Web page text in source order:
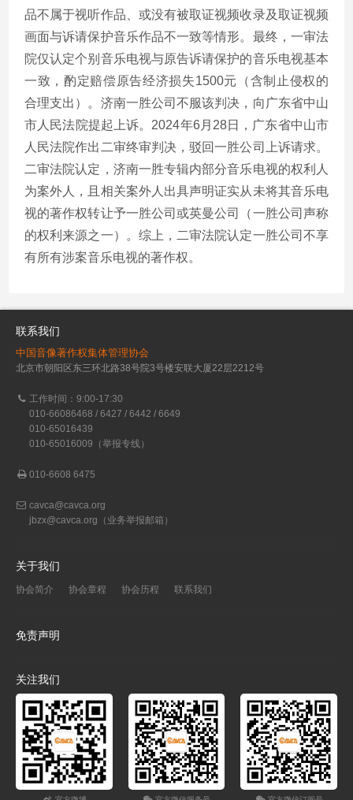
品不属于视听作品、或没有被取证视频收录及取证视频
画面与诉请保护音乐作品不一致等情形。最终，一审法
院仅认定个别音乐电视与原告诉请保护的音乐电视基本
一致，酌定赔偿原告经济损失1500元（含制止侵权的
合理支出）。济南一胜公司不服该判决，向广东省中山
市人民法院提起上诉。2024年6月28日，广东省中山市
人民法院作出二审终审判决，驳回一胜公司上诉请求。
二审法院认定，济南一胜专辑内部分音乐电视的权利人
为案外人，且相关案外人出具声明证实从未将其音乐电
视的著作权转让予一胜公司或英曼公司（一胜公司声称
的权利来源之一）。综上，二审法院认定一胜公司不享
有所有涉案音乐电视的著作权。
联系我们
中国音像著作权集体管理协会
北京市朝阳区东三环北路38号院3号楼安联大厦22层2212号
工作时间：9:00-17:30
010-66086468 / 6427 / 6442 / 6649
010-65016439
010-65016009（举报专线）
010-6608 6475
cavca@cavca.org
jbzx@cavca.org （业务举报邮箱）
关于我们
协会简介 协会章程 协会历程 联系我们
免责声明
关注我们